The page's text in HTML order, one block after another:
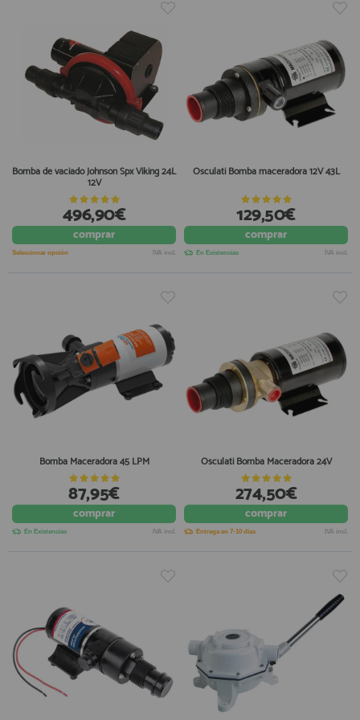
Bomba de vaciado Johnson Spx Viking 24L
12V
496,90€
comprar
Seleccionar opción IVA incl.
Osculati Bomba maceradora 12V 43L
129,50€
comprar
En Existencias IVA incl.
Bomba Maceradora 45 LPM
87,95€
comprar
En Existencias IVA incl.
Osculati Bomba Maceradora 24V
274,50€
comprar
Entrega en 7-10 días IVA incl.